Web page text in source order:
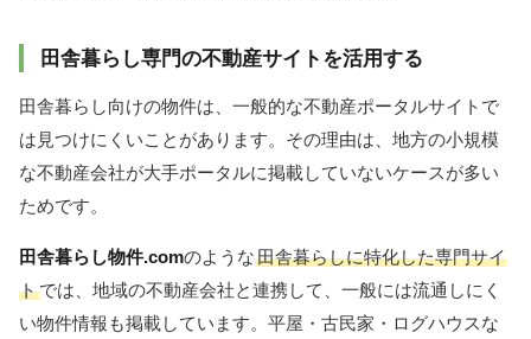
田舎暮らし専門の不動産サイトを活用する
田舎暮らし向けの物件は、一般的な不動産ポータルサイトで
は見つけにくいことがあります。その理由は、地方の小規模
な不動産会社が大手ポータルに掲載していないケースが多い
ためです。
田舎暮らし物件.comのような田舎暮らしに特化した専門サイ
トでは、地域の不動産会社と連携して、一般には流通しにく
い物件情報も掲載しています。平屋・古民家・ログハウスな